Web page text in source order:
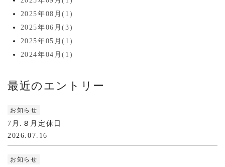
2025年08月(1)
2025年06月(3)
2025年05月(1)
2024年04月(1)
最近のエントリー
2026.07.16
お知らせ
7月.８月定休日
お知らせ